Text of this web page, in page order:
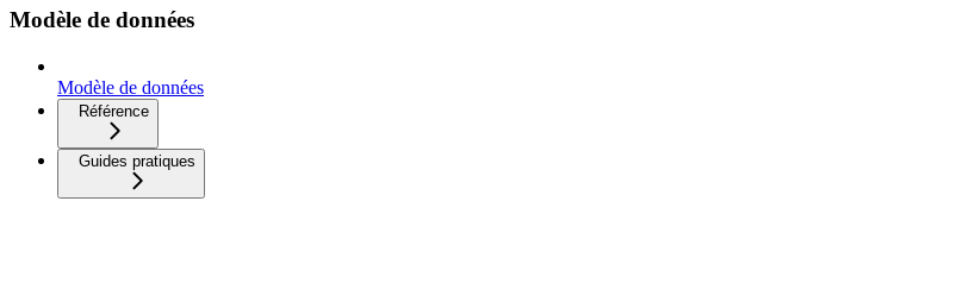
Modèle de données
Modèle de données
Référence
Guides pratiques